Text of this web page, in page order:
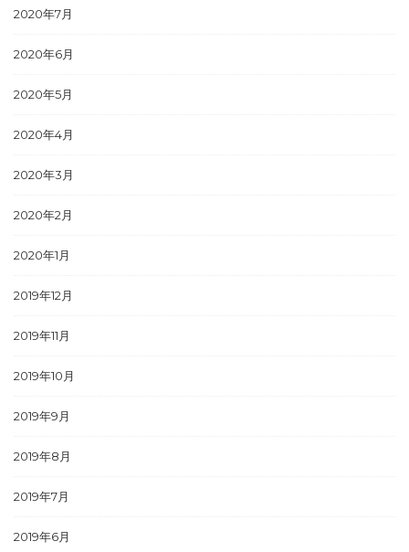
2020年7月
2020年6月
2020年5月
2020年4月
2020年3月
2020年2月
2020年1月
2019年12月
2019年11月
2019年10月
2019年9月
2019年8月
2019年7月
2019年6月